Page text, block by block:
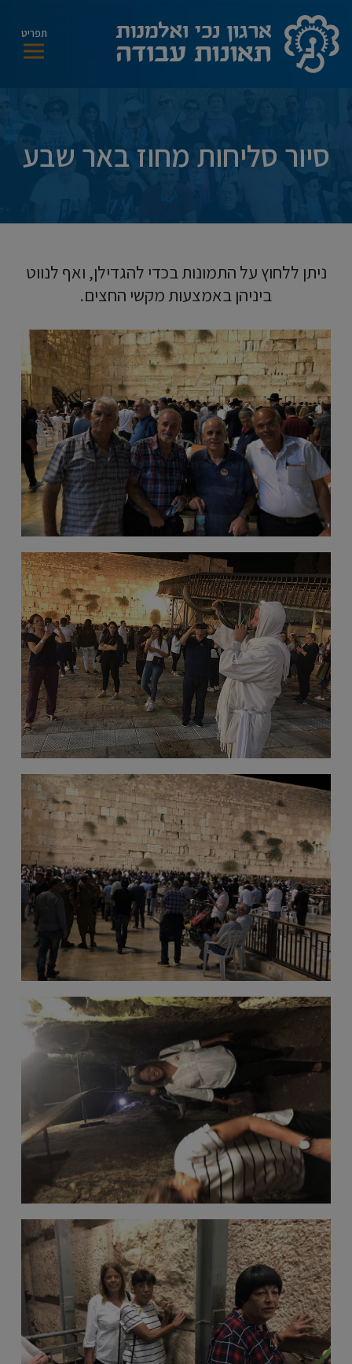
תפריט
סיור סליחות מחוז באר שבע
ניתן ללחוץ על התמונות בכדי להגדילן, ואף לנווט
ביניהן באמצעות מקשי החצים.